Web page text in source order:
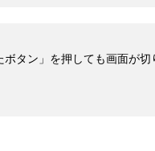
タン」を押しても画面が